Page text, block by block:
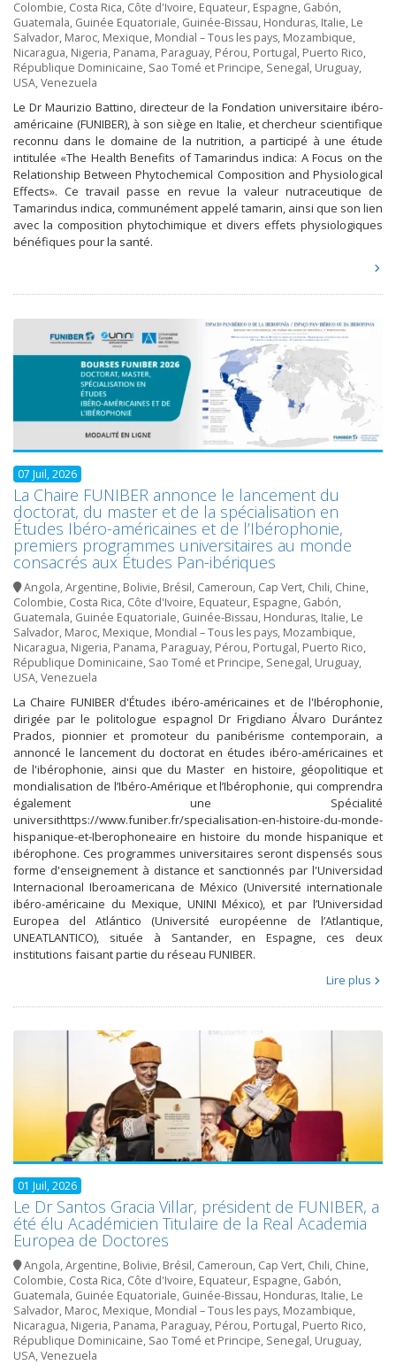
Colombie, Costa Rica, Côte d'Ivoire, Equateur, Espagne, Gabón,
Guatemala, Guinée Equatoriale, Guinée-Bissau, Honduras, Italie, Le
Salvador, Maroc, Mexique, Mondial – Tous les pays, Mozambique,
Nicaragua, Nigeria, Panama, Paraguay, Pérou, Portugal, Puerto Rico,
République Dominicaine, Sao Tomé et Principe, Senegal, Uruguay,
USA,Venezuela
Le Dr Maurizio Battino, directeur de la Fondation universitaire ibéro-
américaine (FUNIBER), à son siège en Italie, et chercheur scientifique
reconnu dans le domaine de la nutrition, a participé à une étude
intitulée «The Health Benefits of Tamarindus indica: A Focus on the
Relationship Between Phytochemical Composition and Physiological
Effects». Ce travail passe en revue la valeur nutraceutique de
Tamarindus indica, communément appelé tamarin, ainsi que son lien
avec la composition phytochimique et divers effets physiologiques
bénéfiques pour la santé.
07 Juil, 2026
La Chaire FUNIBER annonce le lancement du
doctorat, du master et de la spécialisation en
Études Ibéro-américaines et de l’Ibérophonie,
premiers programmes universitaires au monde
consacrés aux Études Pan-ibériques
Angola,Argentine, Bolivie, Brésil, Cameroun, Cap Vert, Chili, Chine,
Colombie, Costa Rica, Côte d'Ivoire, Equateur, Espagne, Gabón,
Guatemala, Guinée Equatoriale, Guinée-Bissau, Honduras, Italie, Le
Salvador, Maroc, Mexique, Mondial – Tous les pays, Mozambique,
Nicaragua, Nigeria, Panama, Paraguay, Pérou, Portugal, Puerto Rico,
République Dominicaine, Sao Tomé et Principe, Senegal, Uruguay,
USA,Venezuela
La Chaire FUNIBER d'Études ibéro-américaines et de l'Ibérophonie,
dirigée par le politologue espagnol Dr Frigdiano Álvaro Durántez
Prados, pionnier et promoteur du panibérisme contemporain, a
annoncé le lancement du doctorat en études ibéro-américaines et
de l'ibérophonie, ainsi que du Master en histoire, géopolitique et
mondialisation de l’Ibéro-Amérique et l’Ibérophonie, qui comprendra
également une Spécialité
universithttps://www.funiber.fr/specialisation-en-histoire-du-monde-
hispanique-et-Iberophoneaire en histoire du monde hispanique et
ibérophone. Ces programmes universitaires seront dispensés sous
forme d'enseignement à distance et sanctionnés par l'Universidad
Internacional Iberoamericana de México (Université internationale
ibéro-américaine du Mexique, UNINI México), et par l’Universidad
Europea del Atlántico (Université européenne de l’Atlantique,
UNEATLANTICO), située à Santander, en Espagne, ces deux
institutions faisant partie du réseau FUNIBER.
Lire plus
01 Juil, 2026
Le Dr Santos Gracia Villar, président de FUNIBER, a
été élu Académicien Titulaire de la Real Academia
Europea de Doctores
Angola,Argentine, Bolivie, Brésil, Cameroun, Cap Vert, Chili, Chine,
Colombie, Costa Rica, Côte d'Ivoire, Equateur, Espagne, Gabón,
Guatemala, Guinée Equatoriale, Guinée-Bissau, Honduras, Italie, Le
Salvador, Maroc, Mexique, Mondial – Tous les pays, Mozambique,
Nicaragua, Nigeria, Panama, Paraguay, Pérou, Portugal, Puerto Rico,
République Dominicaine, Sao Tomé et Principe, Senegal, Uruguay,
USA,Venezuela